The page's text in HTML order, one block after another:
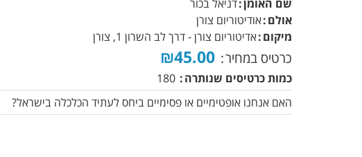
שם האומן דניאל בכור
אולם אודיטוריום צורן
מיקום אדיטוריום צורן - דרך לב השרון 1, צורן
כרטיס במחיר
כמות כרטיסים שנותרה
180
האם אנחנו אופטימיים או פסימיים ביחס לעתיד הכלכלה בישראל?